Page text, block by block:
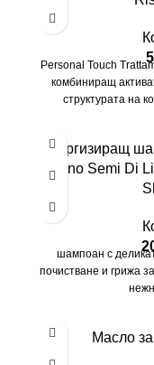
Personal Touch
комбиниращ
структурата на
Енергизиращ
Milano Semi Di
шампоан с
почистване и грижа
Масло